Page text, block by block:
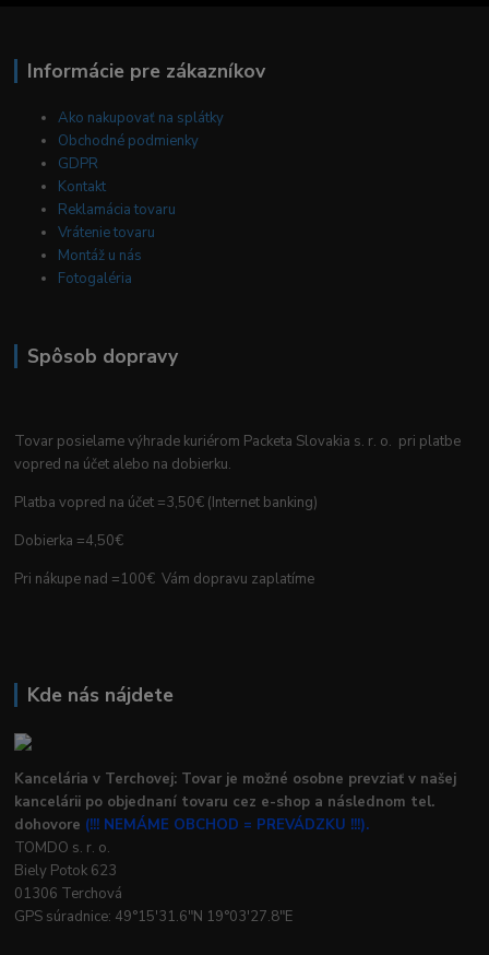
Informácie pre zákazníkov
Ako nakupovať na splátky
Obchodné podmienky
GDPR
Kontakt
Reklamácia tovaru
Vrátenie tovaru
Montáž u nás
Fotogaléria
Spôsob dopravy
Tovar posielame výhrade kuriérom Packeta Slovakia s. r. o. pri platbe
vopred na účet alebo na dobierku.
Platba vopred na účet =3,50€ (Internet banking)
Dobierka =4,50€
Pri nákupe nad =100€ Vám dopravu zaplatíme
Kde nás nájdete
Kancelária v Terchovej: Tovar je možné osobne prevziať v našej
kancelárii po objednaní tovaru cez e-shop a následnom tel.
dohovore (!!! NEMÁME OBCHOD = PREVÁDZKU !!!).
TOMDO s. r. o.
Biely Potok 623
01306 Terchová
GPS súradnice: 49°15'31.6"N 19°03'27.8"E